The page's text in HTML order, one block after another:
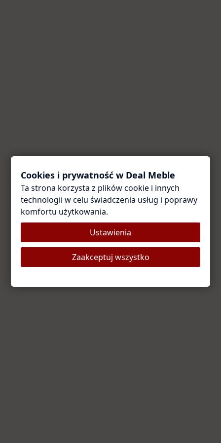
Coś poszło nie tak
Przepraszamy za utrudnienia. Odśwież stronę — zwykle
Odśwież stronę Strona główna
Cookies i prywatność w Deal Meble
Ta strona korzysta z plików cookie i innych
technologii w celu świadczenia usług i poprawy
komfortu użytkowania.
Ustawienia
Zaakceptuj wszystko